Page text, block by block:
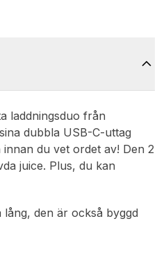
laddningsduo från
dubbla USB-C-uttag
du vet ordet av! Den 2
juice. Plus, du kan
den är också byggd